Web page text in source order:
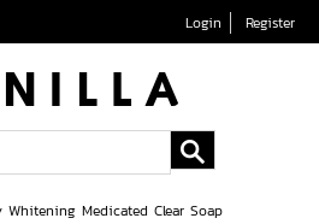
Login Register
Whitening Medicated Clear Soap